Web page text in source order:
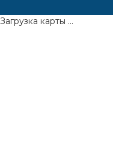
Загрузка карты ...